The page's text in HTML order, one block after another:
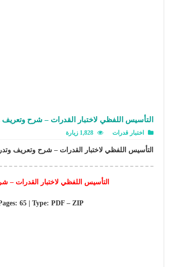
التأسيس اللفظي لاختبار القدرات – شرح
اختبار قدرات 1,828 زيارة
التأسيس اللفظي لاختبار القدرات – شرح وتعريف
التأسيس اللفظي لاختبار القدرات
65 | Type: PDF – ZIP